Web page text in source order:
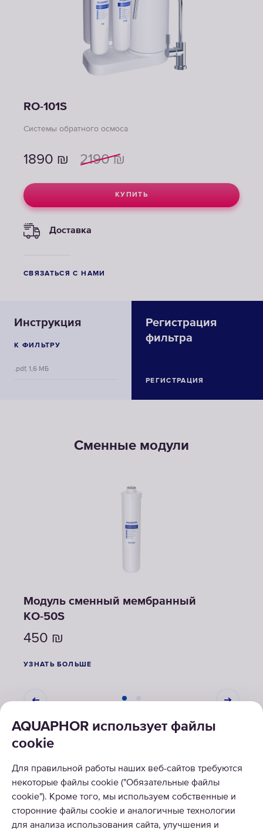
RO-101S
Системы обратного осмоса
1890 ₪ 2190 ₪
КУПИТЬ
Доставка
СВЯЗАТЬСЯ С НАМИ
Инструкция
К ФИЛЬТРУ
.pdf, 1,6 МБ
Регистрация
фильтра
РЕГИСТРАЦИЯ
Сменные модули
Модуль сменный мембранный
KО-50S
450 ₪
УЗНАТЬ БОЛЬШЕ
AQUAPHOR использует файлы
cookie
Для правильной работы наших веб-сайтов требуются
некоторые файлы cookie ("Обязательные файлы
cookie"). Кроме того, мы используем собственные и
сторонние файлы cookie и аналогичные технологии
для анализа использования сайта, улучшения и
КАТАЛОГ
О КОМПАНИИ